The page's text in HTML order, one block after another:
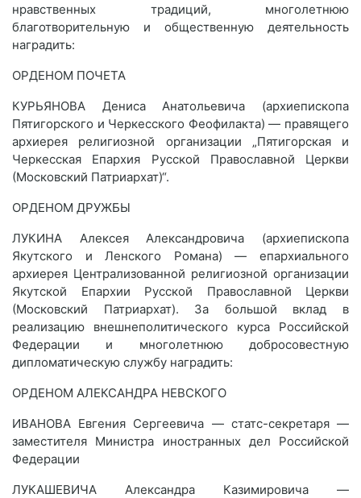
нравственных традиций, многолетнюю
благотворительную и общественную деятельность
наградить:
ОРДЕНОМ ПОЧЕТА
КУРЬЯНОВА Дениса Анатольевича (архиепископа
Пятигорского и Черкесского Феофилакта) — правящего
архиерея религиозной организации „Пятигорская и
Черкесская Епархия Русской Православной Церкви
(Московский Патриархат)“.
ОРДЕНОМ ДРУЖБЫ
ЛУКИНА Алексея Александровича (архиепископа
Якутского и Ленского Романа) — епархиального
архиерея Централизованной религиозной организации
Якутской Епархии Русской Православной Церкви
(Московский Патриархат). За большой вклад в
реализацию внешнеполитического курса Российской
Федерации и многолетнюю добросовестную
дипломатическую службу наградить:
ОРДЕНОМ АЛЕКСАНДРА НЕВСКОГО
ИВАНОВА Евгения Сергеевича — статс-секретаря —
заместителя Министра иностранных дел Российской
Федерации
ЛУКАШЕВИЧА Александра Казимировича —